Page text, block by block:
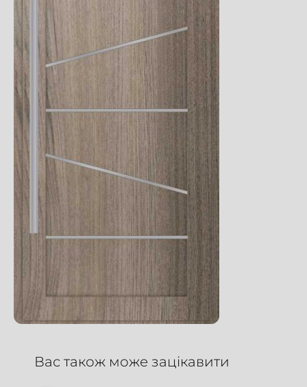
Вас також може зацікавити